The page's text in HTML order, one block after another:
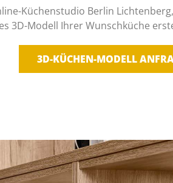
Küchenstudio Berlin
3D-Modell Ihrer Wunschküche
3D-KÜCHEN-MODELL